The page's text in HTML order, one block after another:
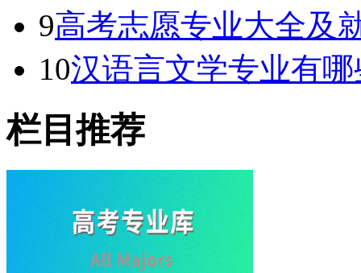
9高考志愿专业大全及
10汉语言文学专业有
栏目推荐